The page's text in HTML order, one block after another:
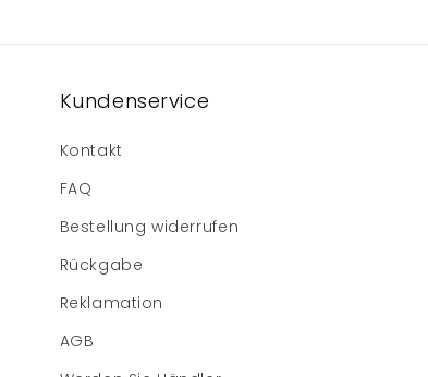
Kundenservice
Kontakt
FAQ
Bestellung widerrufen
Rückgabe
Reklamation
AGB